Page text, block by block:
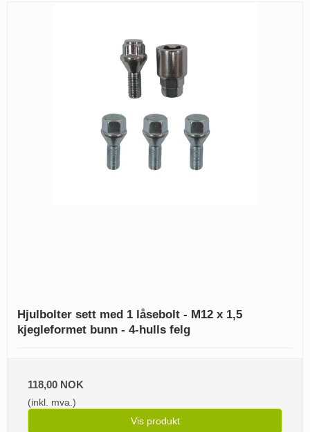
Hjulbolter sett med 1 låsebolt - M12 x 1,5
kjegleformet bunn - 4-hulls felg
118,00 NOK
(inkl. mva.)
Vis produkt